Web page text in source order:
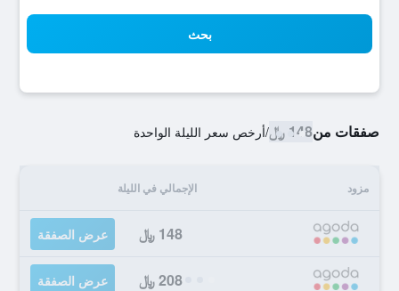
بحث
صفقات من148 ﷼ /أرخص سعر الليلة الواحدة
مزود الإجمالي في الليلة
148 ﷼ عرض الصفقة
208 ﷼ عرض الصفقة